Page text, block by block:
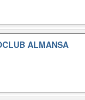
ALMANSA